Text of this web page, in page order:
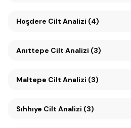
Hoşdere Cilt Analizi (4)
Anıttepe Cilt Analizi (3)
Maltepe Cilt Analizi (3)
Sıhhıye Cilt Analizi (3)